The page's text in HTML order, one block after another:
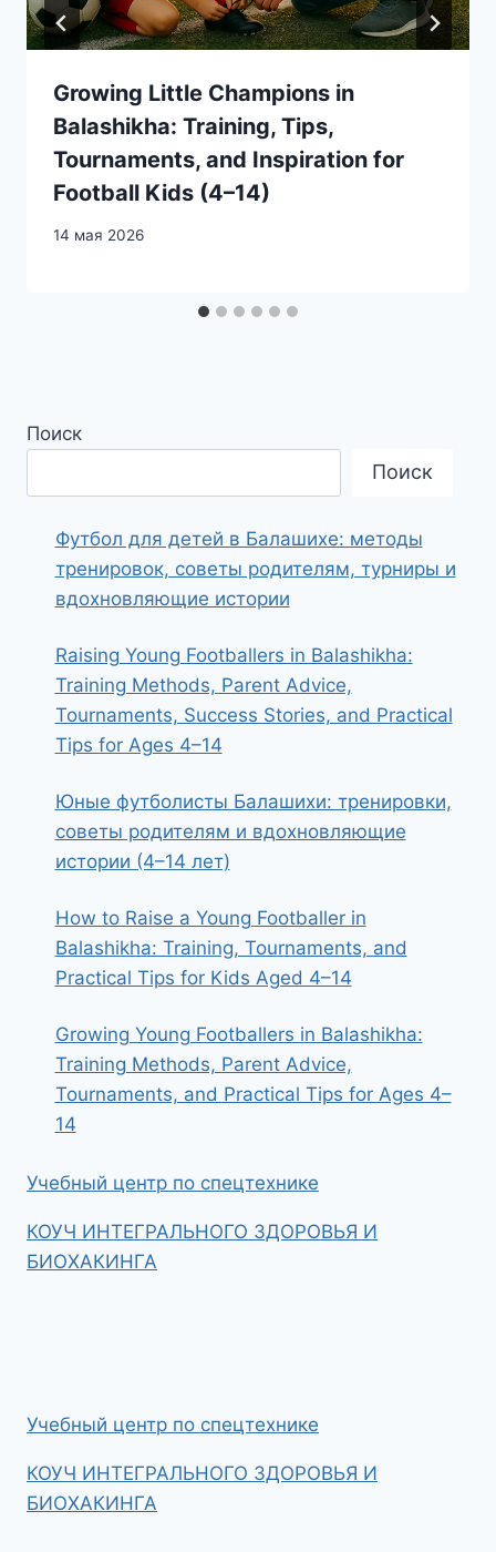
Growing Little Champions in
Balashikha: Training, Tips,
Tournaments, and Inspiration for
Football Kids (4–14)
14 мая 2026
Поиск
Поиск
Футбол для детей в Балашихе: методы
тренировок, советы родителям, турниры и
вдохновляющие истории
Raising Young Footballers in Balashikha:
Training Methods, Parent Advice,
Tournaments, Success Stories, and Practical
Tips for Ages 4–14
Юные футболисты Балашихи: тренировки,
советы родителям и вдохновляющие
истории (4–14 лет)
How to Raise a Young Footballer in
Balashikha: Training, Tournaments, and
Practical Tips for Kids Aged 4–14
Growing Young Footballers in Balashikha:
Training Methods, Parent Advice,
Tournaments, and Practical Tips for Ages 4–
14
Учебный центр по спецтехнике
КОУЧ ИНТЕГРАЛЬНОГО ЗДОРОВЬЯ И
БИОХАКИНГА
Учебный центр по спецтехнике
КОУЧ ИНТЕГРАЛЬНОГО ЗДОРОВЬЯ И
БИОХАКИНГА